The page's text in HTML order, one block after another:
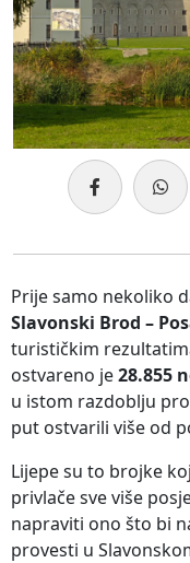
Prije samo nekoliko
Slavonski Brod –
turističkim
ostvareno je28.855
u istom razdoblju
put ostvarili više od
Lijepe su to brojke
privlače sve više
napraviti ono što bi
provesti u